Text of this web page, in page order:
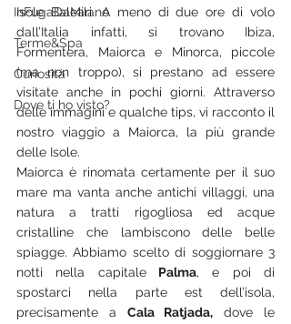
InFugaDaMilano
Terme&Spa
Curiosità
Dove ti ho visto?
Isole Baleari. A meno di due ore di volo
dall’Italia infatti, si trovano Ibiza,
Formentera, Maiorca e Minorca, piccole
(ma non troppo), si prestano ad essere
visitate anche in pochi giorni. Attraverso
delle immagini e qualche tips, vi racconto il
nostro viaggio a Maiorca, la più grande
delle Isole.
Maiorca è rinomata certamente per il suo
mare ma vanta anche antichi villaggi, una
natura a tratti rigogliosa ed acque
cristalline che lambiscono delle belle
spiagge. Abbiamo scelto di soggiornare 3
notti nella capitale Palma, e poi di
spostarci nella parte est dell’isola,
precisamente a Cala Ratjada, dove le